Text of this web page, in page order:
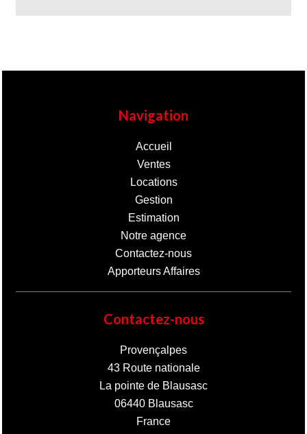
Navigation
Accueil
Ventes
Locations
Gestion
Estimation
Notre agence
Contactez-nous
Apporteurs Affaires
Contactez-nous
Provençalpes
43 Route nationale
La pointe de Blausasc
06440Blausasc
France